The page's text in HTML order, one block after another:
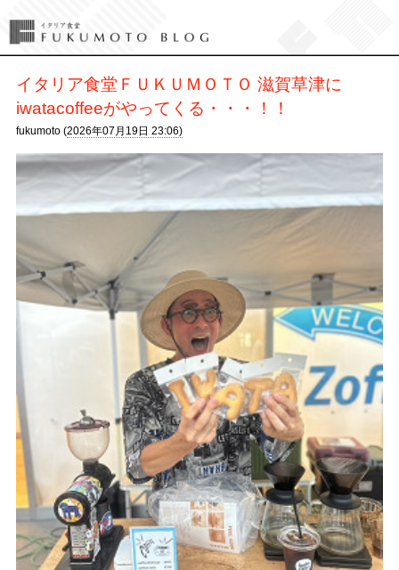
イタリア食堂ＦＵＫＵＭＯＴＯ 滋賀草津に
iwatacoffeeがやってくる・・・！！
fukumoto (2026年07月19日 23:06)